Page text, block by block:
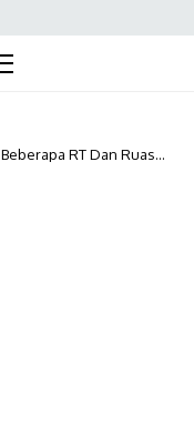
RT Dan Ruas